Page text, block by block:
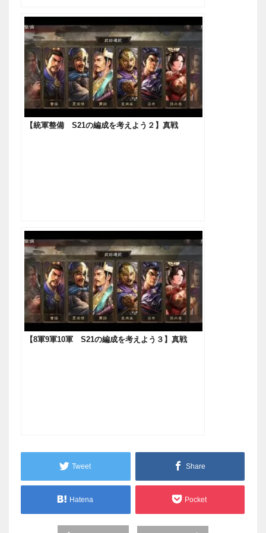
【統軍整備 S21の編成を考えよう２】真戦
【8軍9軍10軍 S21の編成を考えよう３】真戦
Tweet Share
Hatena Pocket